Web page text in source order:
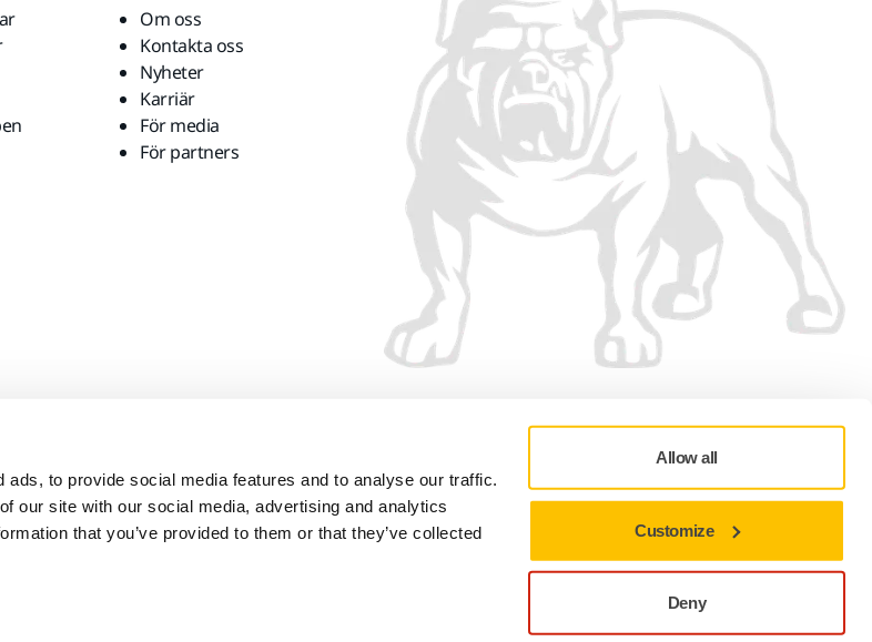
to provide social media features and to analyse our traffic.
our site with our social media, advertising and analytics
that you’ve provided to them or that they’ve collected
Allow all
Customize
Deny
Om oss
Kontakta oss
Nyheter
Karriär
För media
För partners